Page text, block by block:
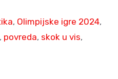
, Olimpijske igre 2024,
, povreda, skok u vis,